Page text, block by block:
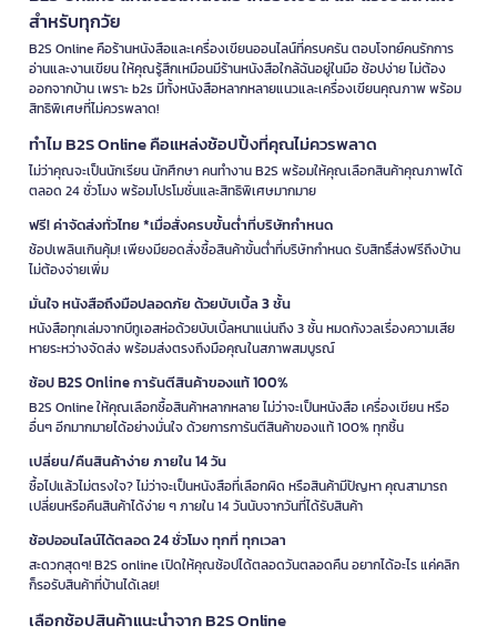
สำหรับทุกวัย
B2S Online คือร้านหนังสือและเครื่องเขียนออนไลน์ที่ครบครัน ตอบโจทย์คนรักการ
อ่านและงานเขียน ให้คุณรู้สึกเหมือนมีร้านหนังสือใกล้ฉันอยู่ในมือ ช้อปง่าย ไม่ต้อง
ออกจากบ้าน เพราะ b2s มีทั้งหนังสือหลากหลายแนวและเครื่องเขียนคุณภาพ พร้อม
สิทธิพิเศษที่ไม่ควรพลาด!
ทำไม B2S Online คือแหล่งช้อปปิ้งที่คุณไม่ควรพลาด
ไม่ว่าคุณจะเป็นนักเรียน นักศึกษา คนทำงาน B2S พร้อมให้คุณเลือกสินค้าคุณภาพได้
ตลอด 24 ชั่วโมง พร้อมโปรโมชั่นและสิทธิพิเศษมากมาย
ฟรี! ค่าจัดส่งทั่วไทย *เมื่อสั่งครบขั้นต่ำที่บริษัทกำหนด
ช้อปเพลินเกินคุ้ม! เพียงมียอดสั่งซื้อสินค้าขั้นต่ำที่บริษัทกำหนด รับสิทธิ์ส่งฟรีถึงบ้าน
ไม่ต้องจ่ายเพิ่ม
มั่นใจ หนังสือถึงมือปลอดภัย ด้วยบับเบิ้ล 3 ชั้น
หนังสือทุกเล่มจากบีทูเอสห่อด้วยบับเบิ้ลหนาแน่นถึง 3 ชั้น หมดกังวลเรื่องความเสีย
หายระหว่างจัดส่ง พร้อมส่งตรงถึงมือคุณในสภาพสมบูรณ์
ช้อป B2S Online การันตีสินค้าของแท้ 100%
B2S Online ให้คุณเลือกซื้อสินค้าหลากหลาย ไม่ว่าจะเป็นหนังสือ เครื่องเขียน หรือ
อื่นๆ อีกมากมายได้อย่างมั่นใจ ด้วยการการันตีสินค้าของแท้ 100% ทุกชิ้น
เปลี่ยน/คืนสินค้าง่าย ภายใน 14 วัน
ซื้อไปแล้วไม่ตรงใจ? ไม่ว่าจะเป็นหนังสือที่เลือกผิด หรือสินค้ามีปัญหา คุณสามารถ
เปลี่ยนหรือคืนสินค้าได้ง่าย ๆ ภายใน 14 วันนับจากวันที่ได้รับสินค้า
ช้อปออนไลน์ได้ตลอด 24 ชั่วโมง ทุกที่ ทุกเวลา
สะดวกสุดๆ! B2S online เปิดให้คุณช้อปได้ตลอดวันตลอดคืน อยากได้อะไร แค่คลิก
ก็รอรับสินค้าที่บ้านได้เลย!
เลือกช้อปสินค้าแนะนำจาก B2S Online